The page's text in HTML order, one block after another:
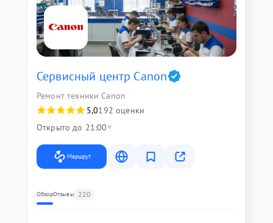
Сервисный центр Canon
Ремонт техники Canon
5,0192 оценки
Открыто до 21:00
Маршрут
ОбзорОтзывы 220